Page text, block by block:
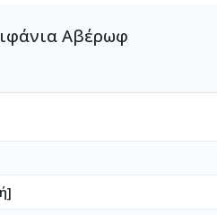
Αβέρωφ